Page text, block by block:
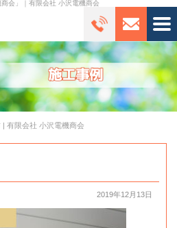
会」｜有限会社 小沢電機商会
| 有限会社 小沢電機商会
2019年12月13日